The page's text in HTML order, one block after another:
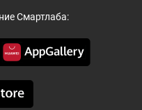
Смартлаба: